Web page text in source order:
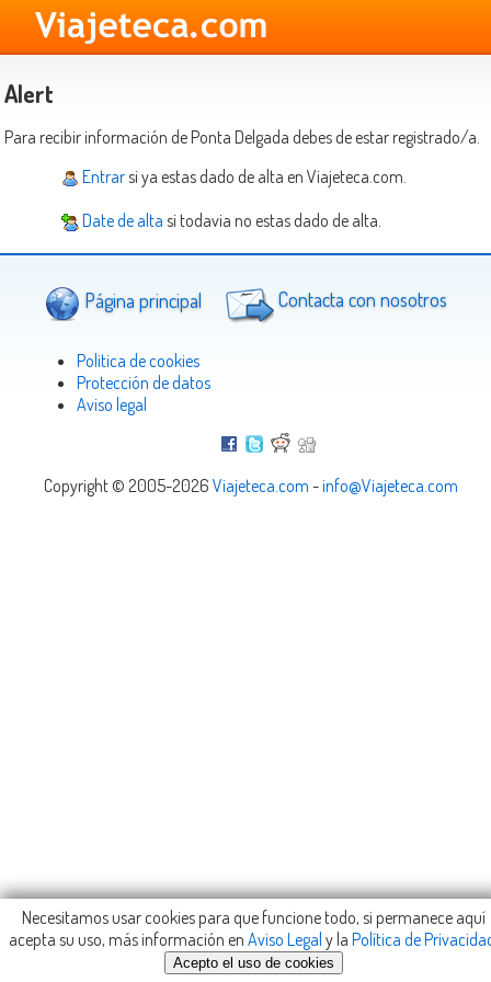
Alert
Para recibir información de Ponta Delgada debes de estar registrado/a.
Entrarsi ya estas dado de alta en Viajeteca.com.
Date de alta si todavia no estas dado de alta.
Página principal Contacta con nosotros
Politica de cookies
Protección de datos
Aviso legal
Copyright © 2005-2026 Viajeteca.com -info@Viajeteca.com
Necesitamos usar cookies para que funcione todo, si permanece aquí
acepta su uso, más información en Aviso Legal y la Política de
Acepto el uso de cookies